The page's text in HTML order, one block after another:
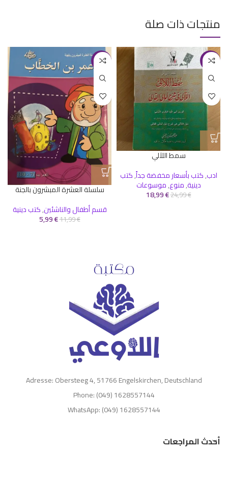
منتجات ذات صلة
-24%
سمط اللآلي
ادب,كتب بأسعار مخفضة جداً,كتب
دينية,منوع,موسوعات
24,99€
18,99€
-50%
سلسلة العشرة المبشرون بالجنة
قسم أطفال والناشئين,كتب دينية
11,99€
5,99€
Adresse: Obersteeg 4, 51766 Engelskirchen, Deutschland
Phone: (049) 1628557144
WhatsApp: (049) 1628557144
أحدث المراجعات